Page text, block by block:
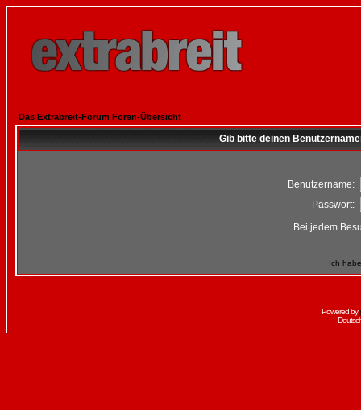
Das Extrabreit-Forum Foren-Übersicht
Gib bitte deinen
Benutzername:
Passwort:
Bei jedem
Ich
Powered by